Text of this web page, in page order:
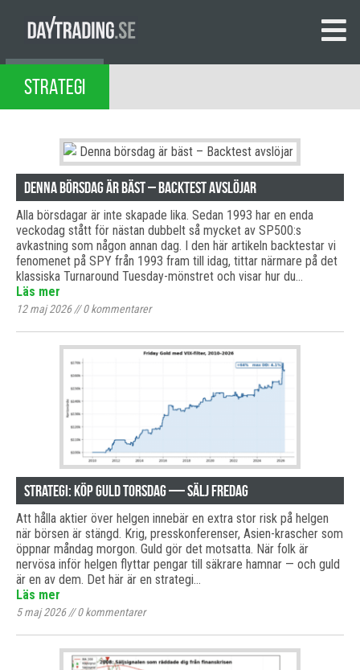
STRATEGI
Denna börsdag är bäst – Backtest avslöjar
Alla börsdagar är inte skapade lika. Sedan 1993 har en enda
veckodag stått för nästan dubbelt så mycket av SP500:s
avkastning som någon annan dag. I den här artikeln backtestar vi
fenomenet på SPY från 1993 fram till idag, tittar närmare på det
klassiska Turnaround Tuesday-mönstret och visar hur du…
Läs mer
12 maj 2026//0kommentarer
Strategi: Köp guld torsdag — sälj fredag
Att hålla aktier över helgen innebär en extra stor risk på helgen
när börsen är stängd. Krig, presskonferenser, Asien-krascher som
öppnar måndag morgon. Guld gör det motsatta. När folk är
nervösa inför helgen flyttar pengar till säkrare hamnar — och guld
är en av dem. Det här är en strategi…
Läs mer
5 maj 2026//0kommentarer